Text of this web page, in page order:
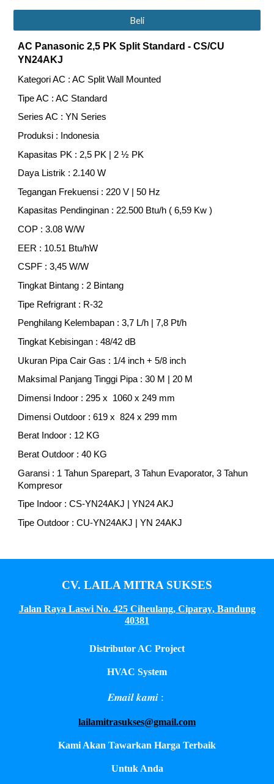
Beli
AC Panasonic2,5 PK Split Standard - CS/CU
YN24AKJ
Kategori AC : AC Split Wall Mounted
Tipe AC : AC Standard
Series AC : YN Series
Produksi : Indonesia
Kapasitas PK : 2,5 PK | 2 ½ PK
Daya Listrik : 2.140 W
Tegangan Frekuensi : 220 V | 50 Hz
Kapasitas Pendinginan : 22.500 Btu/h ( 6,59 Kw )
COP : 3.08 W/W
EER : 10.51 Btu/hW
CSPF : 3,45 W/W
Tingkat Bintang : 2 Bintang
Tipe Refrigrant : R-32
Penghilang Kelembapan : 3,7 L/h | 7,8 Pt/h
Tingkat Kebisingan : 48/42 dB
Ukuran Pipa Cair Gas : 1/4 inch + 5/8 inch
Maksimal Panjang Tinggi Pipa : 30 M | 20 M
Dimensi Indoor : 295 x 1060 x 249 mm
Dimensi Outdoor : 619 x 824 x 299 mm
Berat Indoor : 12 KG
Berat Outdoor : 40 KG
Garansi : 1 Tahun Sparepart, 3 Tahun Evaporator, 3 Tahun
Kompresor
Tipe Indoor : CS-YN24AKJ | YN24 AKJ
Tipe Outdoor : CU-YN24AKJ | YN 24AKJ
CV. LAILA MITRA SUKSES
Jalan Raya Laswi No. 425 Ciheulang, Ciparay,Bandung
40381
Distributor AC Project
HVAC System
𝑬𝒎𝒂𝒊𝒍 𝒌𝒂𝒎𝒊 :
lailamitrasukses@gmail.com
Kami Akan Tawarkan Harga Terbaik
Untuk Anda